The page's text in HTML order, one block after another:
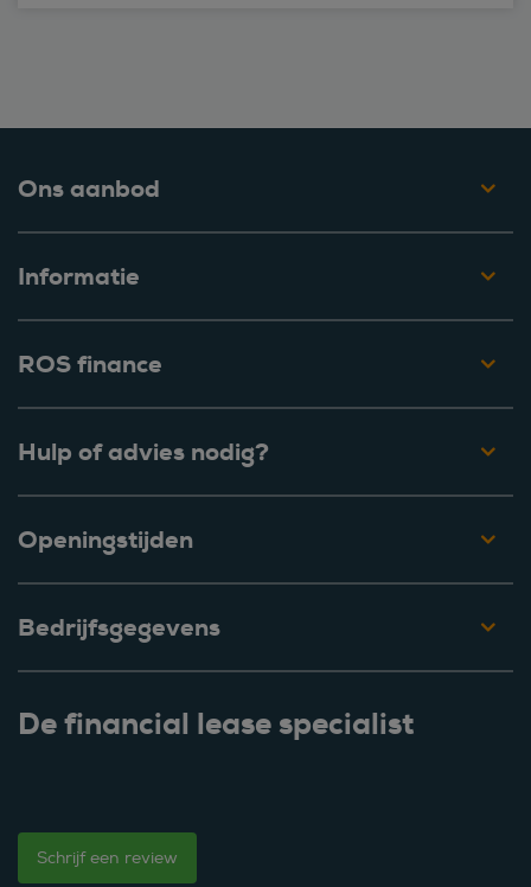
Ons aanbod
Informatie
ROS finance
Hulp of advies nodig?
Openingstijden
Bedrijfsgegevens
De financial lease specialist
Schrijf een review